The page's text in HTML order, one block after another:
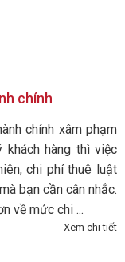
chính
chính xâm phạm
khách hàng thì việc
chi phí thuê luật
bạn cần cân nhắc.
về mức chi ...
Xem chi tiết